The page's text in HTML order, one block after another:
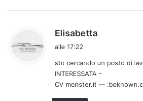
Elisabetta
e
t
t
alle 17:22
sto cercando un posto di
INTERESSATA –
CV monster.it —